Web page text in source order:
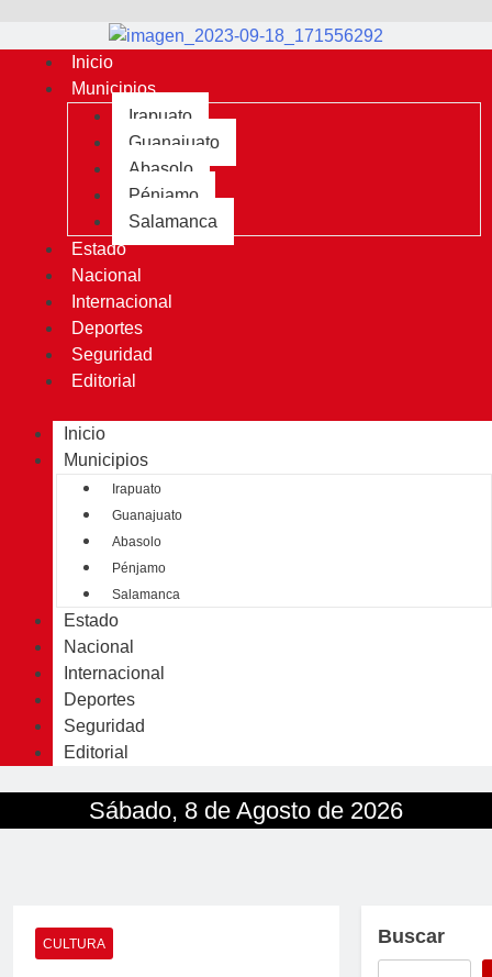
Inicio
Municipios
Irapuato
Guanajuato
Abasolo
Pénjamo
Salamanca
Estado
Nacional
Internacional
Deportes
Seguridad
Editorial
Inicio
Municipios
Irapuato
Guanajuato
Abasolo
Pénjamo
Salamanca
Estado
Nacional
Internacional
Deportes
Seguridad
Editorial
Sábado, 8 de Agosto de 2026
CULTURA Buscar